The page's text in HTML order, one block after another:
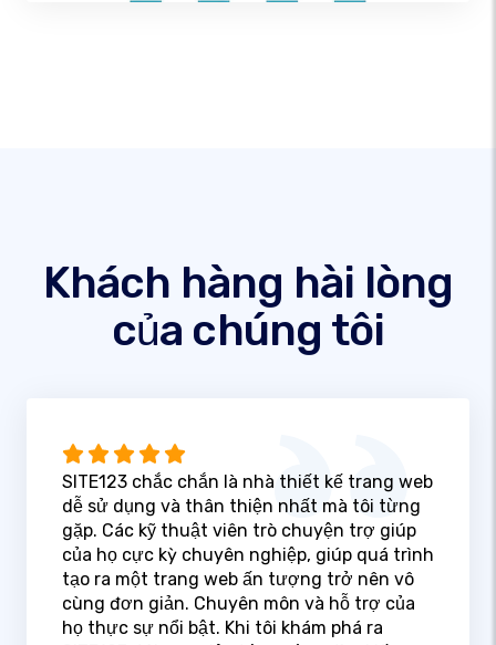
Khách hàng hài lòng
của chúng tôi
SITE123 chắc chắn là nhà thiết kế trang web
dễ sử dụng và thân thiện nhất mà tôi từng
gặp. Các kỹ thuật viên trò chuyện trợ giúp
của họ cực kỳ chuyên nghiệp, giúp quá trình
tạo ra một trang web ấn tượng trở nên vô
cùng đơn giản. Chuyên môn và hỗ trợ của
họ thực sự nổi bật. Khi tôi khám phá ra